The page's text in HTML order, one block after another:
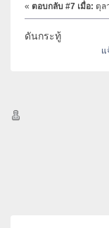
« ตอบกลับ #7 เมื่อ: ตุล
ดันกระทู้
แ